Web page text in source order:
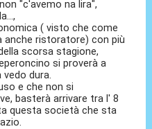
"c'avemo na lira",
( visto che come
ristoratore) con più
scorsa stagione,
si proverà a
dura.
e che non si
basterà arrivare tra l' 8
questa società che sta